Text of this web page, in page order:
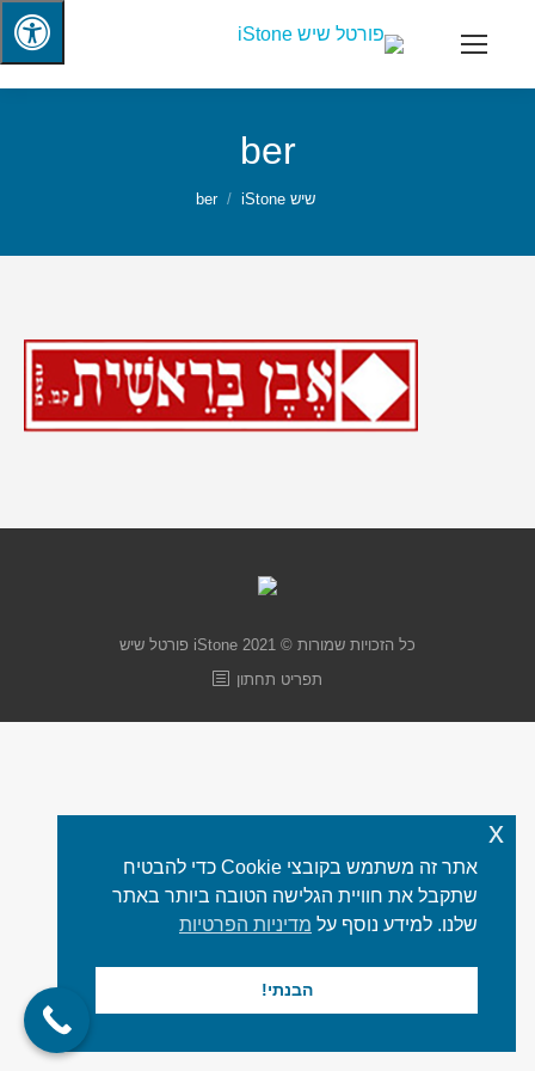
ber
שיש iStone ber
כל הזכויות שמורות © 2021 iStone
פורטל שיש
תפריט תחתון
אתר זה משתמש בקובצי Cookie כדי להבטיח
שתקבל את חוויית הגלישה הטובה ביותר באתר
שלנו. למידע נוסף על מדיניות הפרטיות
הבנתי!
x